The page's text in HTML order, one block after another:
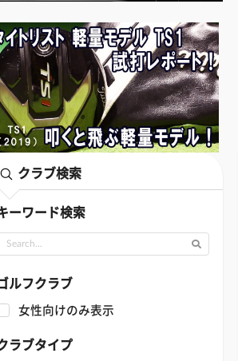
クラブ検索
ーワード検索
ルフクラブ
女性向けのみ表示
ラブタイプ